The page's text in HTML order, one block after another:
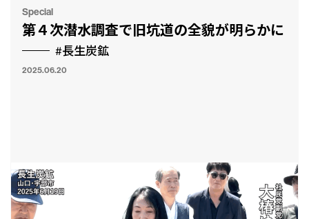
Special
第４次潜水調査で旧坑道の全貌が明らかに
#長生炭鉱
2025.06.20